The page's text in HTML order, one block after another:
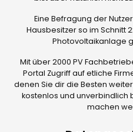
Eine Befragung der
Hausbesitzer so im Schnitt
Photovoltaikanlage
Mit über 2000 PV
Portal Zugriff auf etliche
denen Sie dir die Besten
kostenlos und unverbindlich
machen